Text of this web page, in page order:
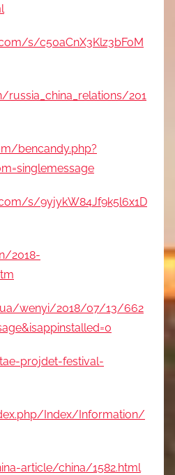
s/c50aCnX3Klz3bFoM
201
bencandy.php?
s/9yjykW84Jf9k5l6x1D
2018-
wenyi/2018/07/13/662
projdet-festival-
Index/Information/
article/china/1582.html